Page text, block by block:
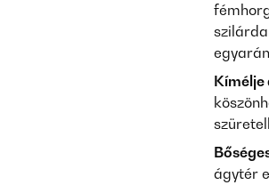
Kímélje
ágytér